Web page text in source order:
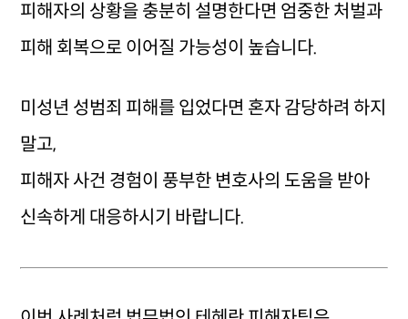
피해자의 상황을 충분히 설명한다면 엄중한 처벌과
피해 회복으로 이어질 가능성이 높습니다.
미성년 성범죄 피해를 입었다면 혼자 감당하려 하지
말고,
피해자 사건 경험이 풍부한 변호사의 도움을 받아
신속하게 대응하시기 바랍니다.